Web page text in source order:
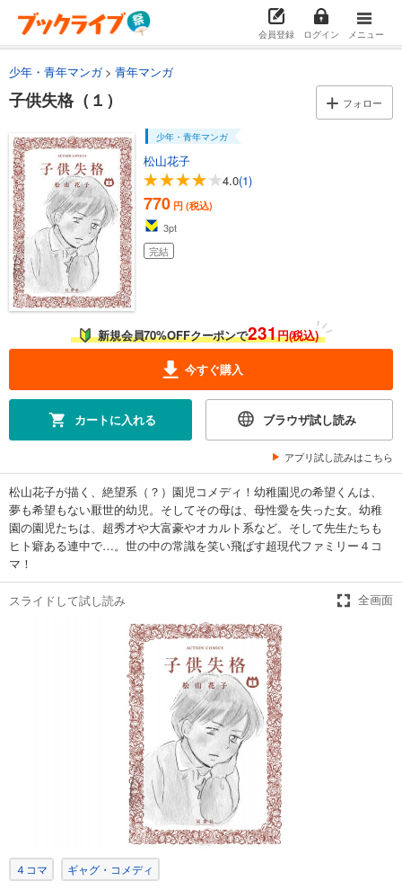
会員登録 ログイン メニュー
少年・青年マンガ 青年マンガ
子供失格（１） フォロー
少年・青年マンガ
松山花子
4.0(1)
770 円 (税込)
3pt
完結
新規会員70%OFFクーポンで231円(税込)
今すぐ購入
カートに入れる ブラウザ試し読み
アプリ試し読みはこちら
松山花子が描く、絶望系（？）園児コメディ！幼稚園児の希望くんは、
夢も希望もない厭世的幼児。そしてその母は、母性愛を失った女。幼稚
園の園児たちは、超秀才や大富豪やオカルト系など。そして先生たちも
ヒト癖ある連中で…。世の中の常識を笑い飛ばす超現代ファミリー４コ
マ！
スライドして試し読み 全画面
４コマ ギャグ・コメディ